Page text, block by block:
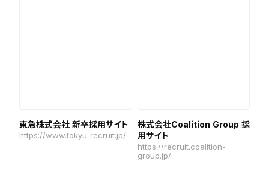
東急株式会社 新卒採用サイト
https://www.tokyu-recruit.jp/
株式会社Coalition Group 採
用サイト
https://recruit.coalition-
group.jp/